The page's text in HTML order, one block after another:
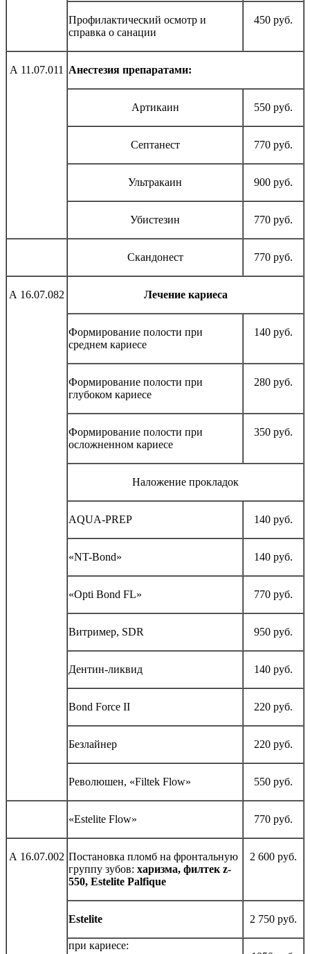
Профилактический осмотр и
справка о санации
450 руб.
А 11.07.011 Анестезия препаратами:
Артикаин 550 руб.
Септанест 770 руб.
Ультракаин 900 руб.
Убистезин 770 руб.
Скандонест 770 руб.
А 16.07.082 Лечение кариеса
Формирование полости при
среднем кариесе
140 руб.
Формирование полости при
глубоком кариесе
280 руб.
Формирование полости при
осложненном кариесе
350 руб.
Наложение прокладок
AQUA-PREP 140 руб.
«NT-Bond» 140 руб.
«Opti Bond FL» 770 руб.
Витример, SDR 950 руб.
Дентин-ликвид 140 руб.
Bond Force II 220 руб.
Безлайнер 220 руб.
Революшен, «Filtek Flow» 550 руб.
«Estelite Flow» 770 руб.
А 16.07.002 Постановка пломб на фронтальную
группу зубов: харизма, филтек z-
550, Estelite Palfique
2 600 руб.
Estelite 2 750 руб.
при кариесе: